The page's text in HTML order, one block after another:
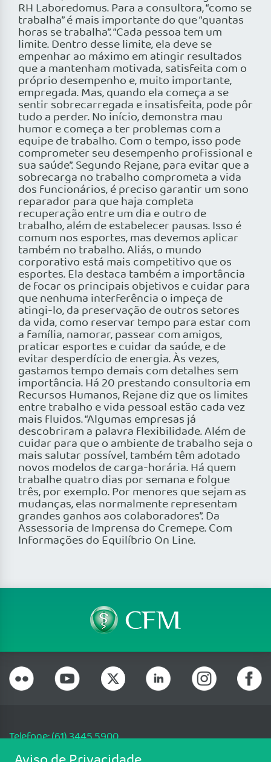
RH Laboredomus. Para a consultora, “como se
trabalha” é mais importante do que “quantas
horas se trabalha”. “Cada pessoa tem um
limite. Dentro desse limite, ela deve se
empenhar ao máximo em atingir resultados
que a mantenham motivada, satisfeita com o
próprio desempenho e, muito importante,
empregada. Mas, quando ela começa a se
sentir sobrecarregada e insatisfeita, pode pôr
tudo a perder. No início, demonstra mau
humor e começa a ter problemas com a
equipe de trabalho. Com o tempo, isso pode
comprometer seu desempenho profissional e
sua saúde”. Segundo Rejane, para evitar que a
sobrecarga no trabalho comprometa a vida
dos funcionários, é preciso garantir um sono
reparador para que haja completa
recuperação entre um dia e outro de
trabalho, além de estabelecer pausas. Isso é
comum nos esportes, mas devemos aplicar
também no trabalho. Aliás, o mundo
corporativo está mais competitivo que os
esportes. Ela destaca também a importância
de focar os principais objetivos e cuidar para
que nenhuma interferência o impeça de
atingi-lo, da preservação de outros setores
da vida, como reservar tempo para estar com
a família, namorar, passear com amigos,
praticar esportes e cuidar da saúde, e de
evitar desperdício de energia. Às vezes,
gastamos tempo demais com detalhes sem
importância. Há 20 prestando consultoria em
Recursos Humanos, Rejane diz que os limites
entre trabalho e vida pessoal estão cada vez
mais fluidos. “Algumas empresas já
descobriram a palavra flexibilidade. Além de
cuidar para que o ambiente de trabalho seja o
mais salutar possível, também têm adotado
novos modelos de carga-horária. Há quem
trabalhe quatro dias por semana e folgue
três, por exemplo. Por menores que sejam as
mudanças, elas normalmente representam
grandes ganhos aos colaboradores”. Da
Assessoria de Imprensa do Cremepe. Com
Informações do Equilíbrio On Line.
Telefone: (61) 3445 5900
Email: cfm@portalmedico.org.br